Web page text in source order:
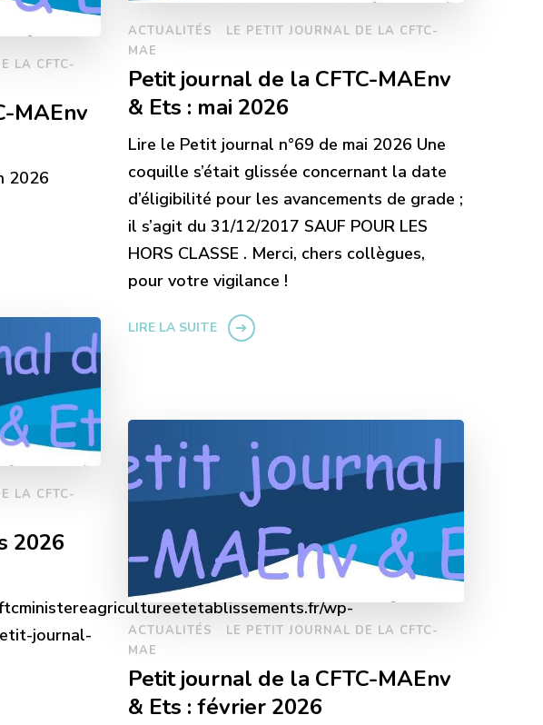
LA CFTC-
MAEnv
2026
ACTUALITÉS
LE PETIT JOURNAL DE LA CFTC-
MAE
Petit journal de la CFTC-MAEnv
& Ets : mai 2026
Lire le Petit journal n°69 de mai 2026 Une
coquille s’était glissée concernant la date
d’éligibilité pour les avancements de grade ;
il s’agit du 31/12/2017 SAUF POUR LES
HORS CLASSE . Merci, chers collègues,
pour votre vigilance !
LIRE LA SUITE
LA CFTC-
2026
wp-
journal-
ACTUALITÉS
LE PETIT JOURNAL DE LA CFTC-
MAE
Petit journal de la CFTC-MAEnv
& Ets : février 2026